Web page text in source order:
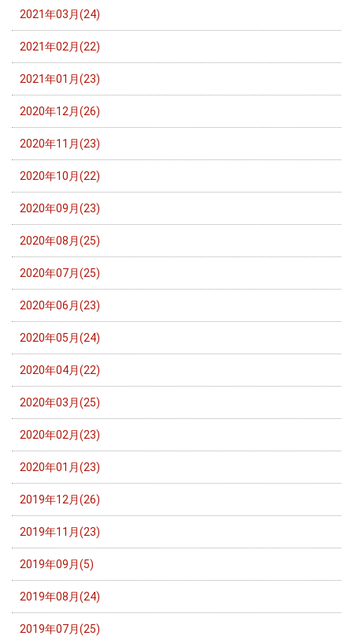
2021年03月(24)
2021年02月(22)
2021年01月(23)
2020年12月(26)
2020年11月(23)
2020年10月(22)
2020年09月(23)
2020年08月(25)
2020年07月(25)
2020年06月(23)
2020年05月(24)
2020年04月(22)
2020年03月(25)
2020年02月(23)
2020年01月(23)
2019年12月(26)
2019年11月(23)
2019年09月(5)
2019年08月(24)
2019年07月(25)